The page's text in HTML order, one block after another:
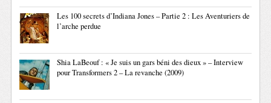
Les 100 secrets d’Indiana Jones – Partie 2 : Les Aventuriers de
l’arche perdue
Shia LaBeouf : « Je suis un gars béni des dieux » – Interview
pour Transformers 2 – La revanche (2009)